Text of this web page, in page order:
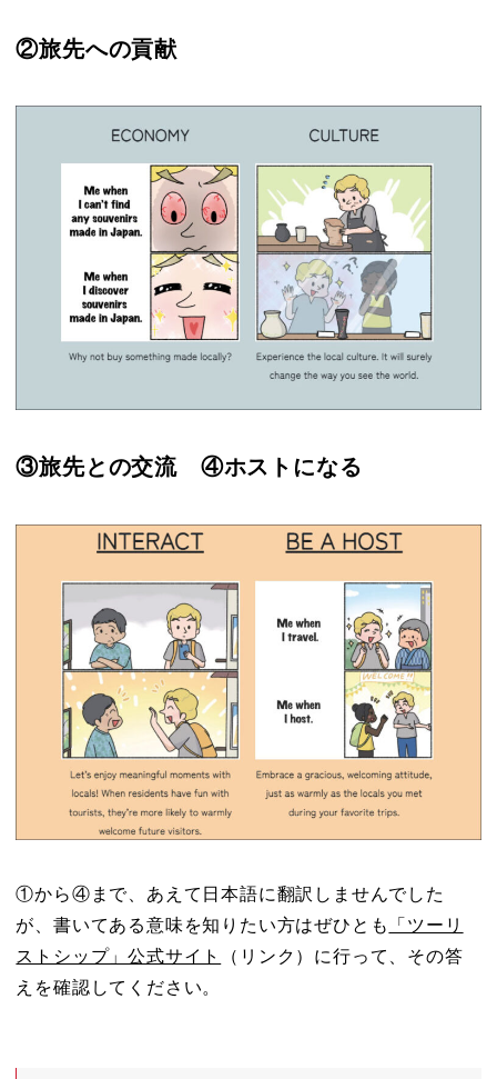
②旅先への貢献
③旅先との交流 ④ホストになる
①から④まで、あえて日本語に翻訳しませんでした
が、書いてある意味を知りたい方はぜひとも
「ツーリ
ストシップ」公式サイト
（リンク）に行って、その答
えを確認してください。